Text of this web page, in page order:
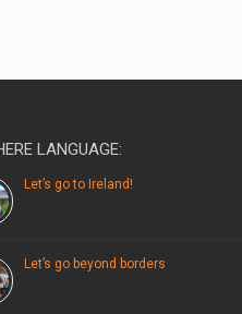
LANGUAGE:
Let’s go to Ireland!
Let’s go beyond borders